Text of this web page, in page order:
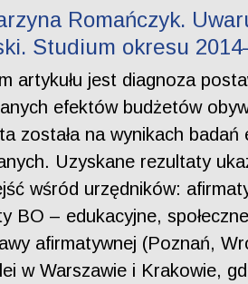
Romańczyk.
Studium okresu
artykułu jest diagnoza
efektów budżetów
została na wynikach
Uzyskane rezultaty
wśród urzędników:
BO – edukacyjne,
afirmatywnej (Poznań,
w Warszawie i Krakowie,